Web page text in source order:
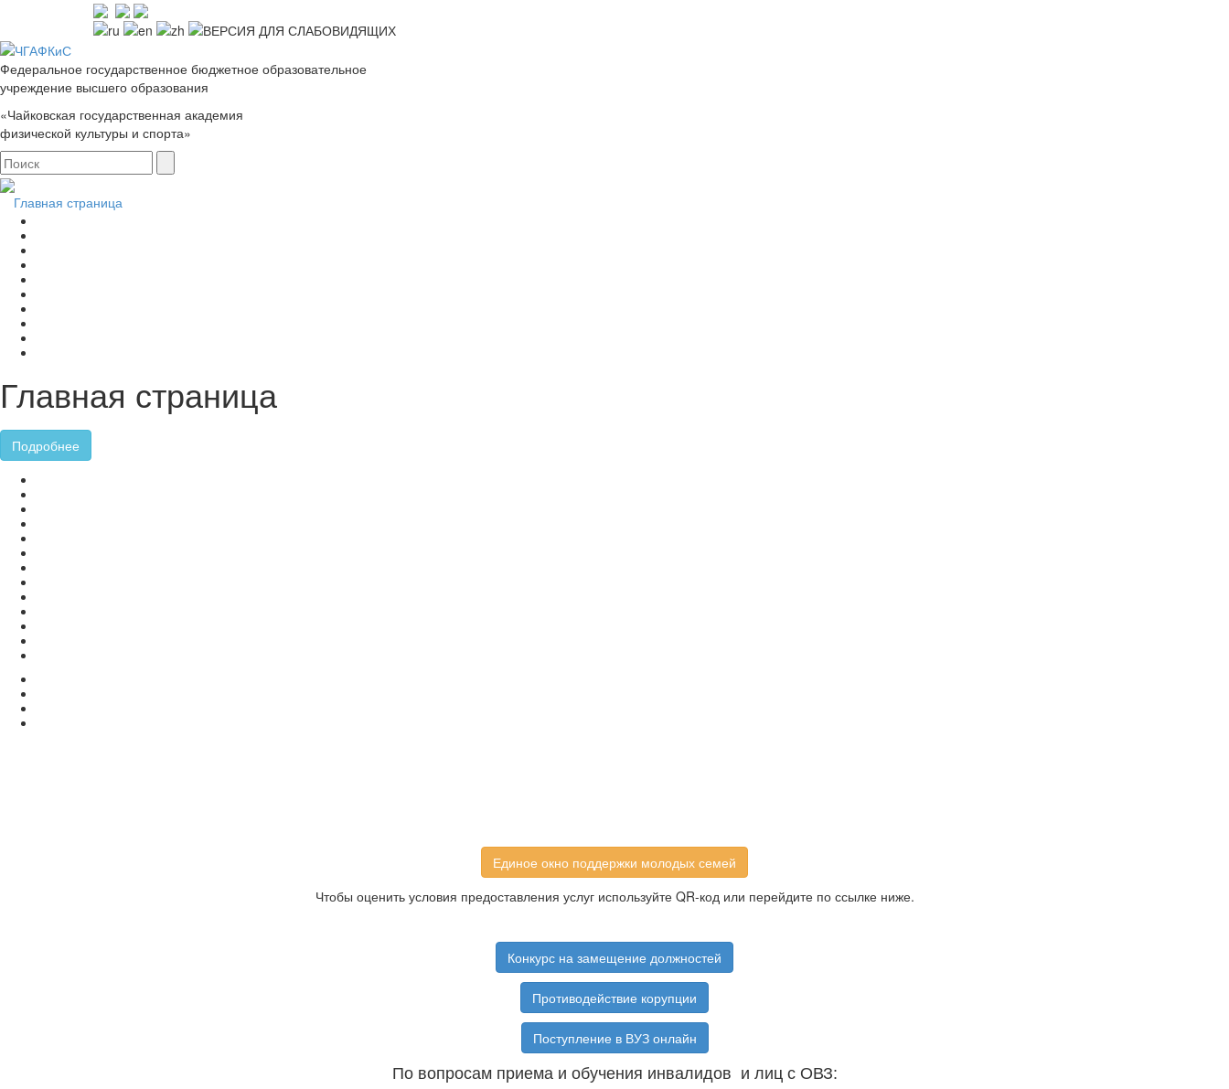
Федеральное государственное бюджетное образовательное
учреждение высшего образования
«Чайковская государственная академия
физической культуры и спорта»
Главная страница
Главная страница
Подробнее
Единое окно поддержки молодых семей
Чтобы оценить условия предоставления услуг используйте QR-код или перейдите по ссылке ниже.
Конкурс на замещение должностей
Противодействие корупции
Поступление в ВУЗ онлайн
По вопросам приема и обучения инвалидов и лиц с ОВЗ: